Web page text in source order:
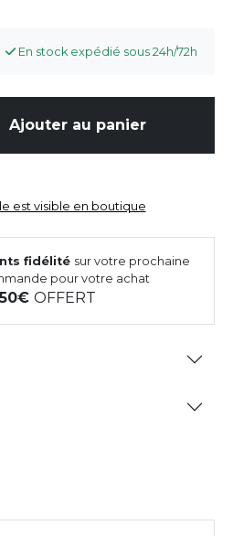
En stock expédié sous 24h/72h
Ajouter au panier
est visible en boutique
fidélité sur votre prochaine
pour votre achat
OFFERT